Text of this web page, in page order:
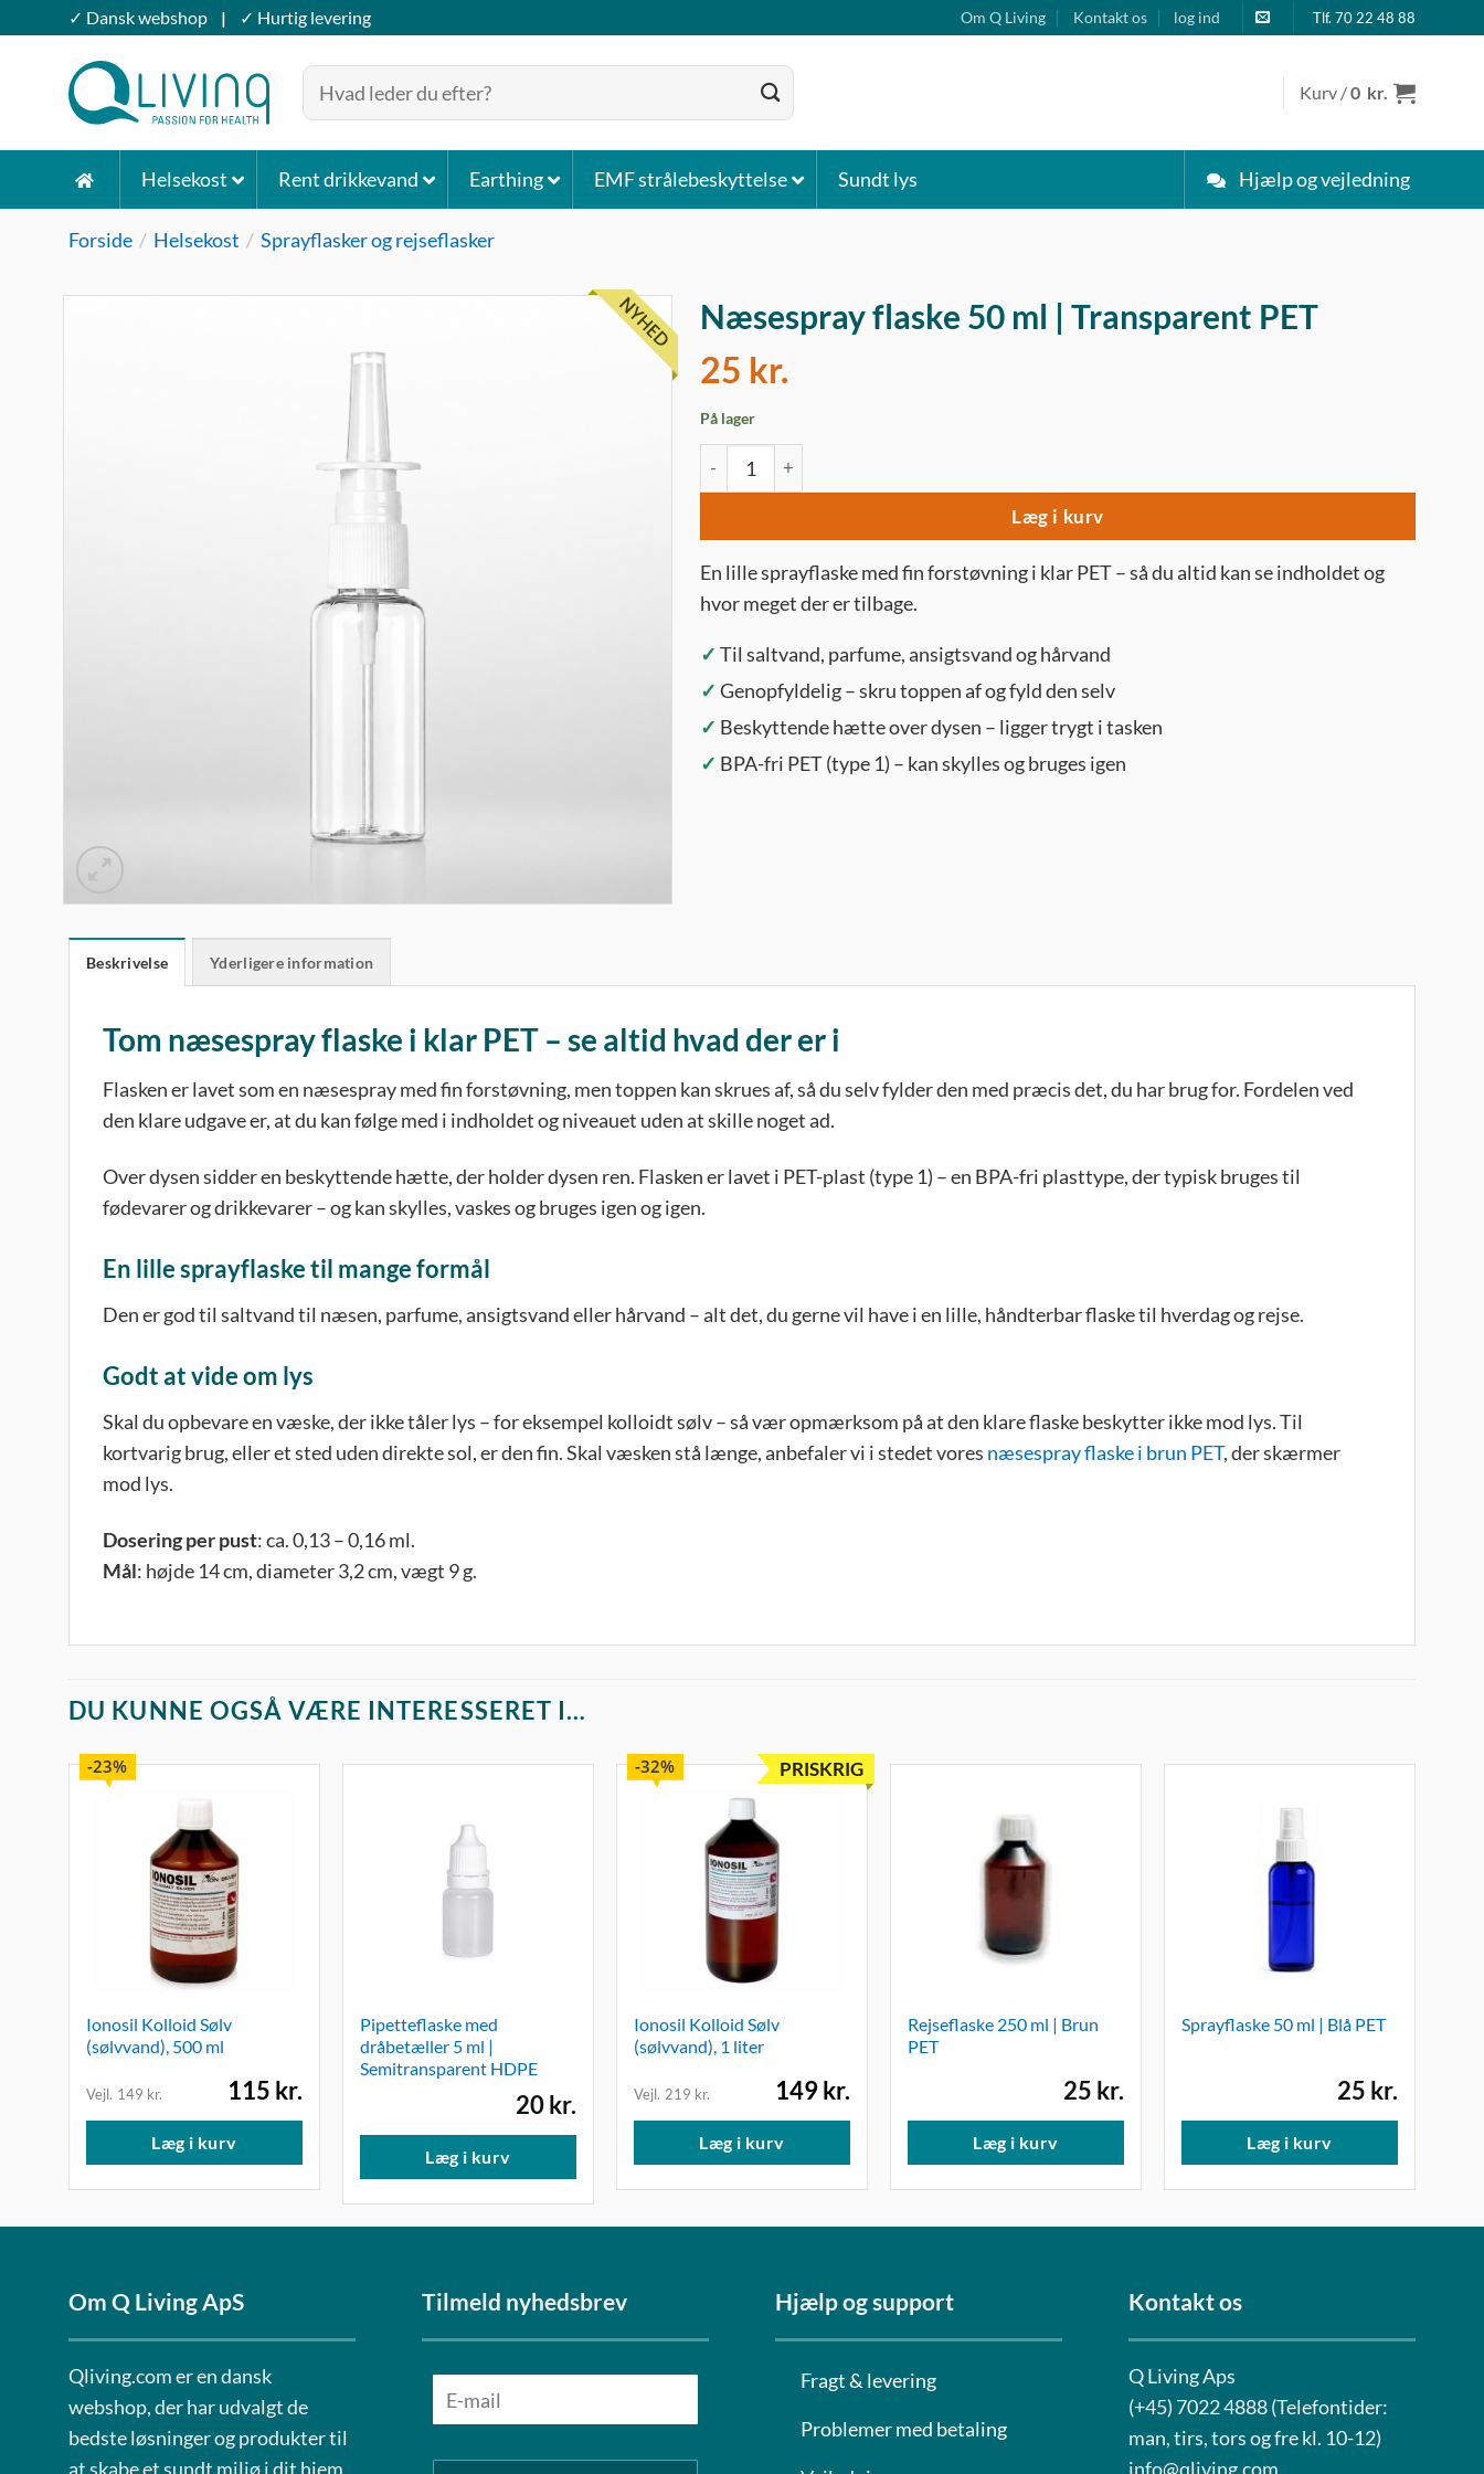
✓ Dansk webshop | ✓ Hurtig levering Om Q Living Kontakt os log ind Tlf. 70 22 48 88
Søg
efter:
Kurv /0 kr.
Helsekost Rent drikkevand Earthing EMF strålebeskyttelse Sundt lys Hjælp og vejledning
Forside / Helsekost / Sprayflasker og rejseflasker
Næsespray flaske 50 ml | Transparent PET
25 kr.
På lager
Næsespray flaske 50 ml | Transparent PET antal
Læg i kurv
En lille sprayflaske med fin forstøvning i klar PET – så du altid kan se indholdet og
hvor meget der er tilbage.
✓ Til saltvand, parfume, ansigtsvand og hårvand
✓ Genopfyldelig – skru toppen af og fyld den selv
✓ Beskyttende hætte over dysen – ligger trygt i tasken
✓ BPA-fri PET (type 1) – kan skylles og bruges igen
Beskrivelse Yderligere information
Tom næsespray flaske i klar PET – se altid hvad der er i
Flasken er lavet som en næsespray med fin forstøvning, men toppen kan skrues af, så du selv fylder den med præcis det, du har brug for. Fordelen ved
den klare udgave er, at du kan følge med i indholdet og niveauet uden at skille noget ad.
Over dysen sidder en beskyttende hætte, der holder dysen ren. Flasken er lavet i PET-plast (type 1) – en BPA-fri plasttype, der typisk bruges til
fødevarer og drikkevarer – og kan skylles, vaskes og bruges igen og igen.
En lille sprayflaske til mange formål
Den er god til saltvand til næsen, parfume, ansigtsvand eller hårvand – alt det, du gerne vil have i en lille, håndterbar flaske til hverdag og rejse.
Godt at vide om lys
Skal du opbevare en væske, der ikke tåler lys – for eksempel kolloidt sølv – så vær opmærksom på at den klare flaske beskytter ikke mod lys. Til
kortvarig brug, eller et sted uden direkte sol, er den fin. Skal væsken stå længe, anbefaler vi i stedet vores næsespray flaske i brun PET, der skærmer
mod lys.
Dosering per pust: ca. 0,13 – 0,16 ml.
Mål: højde 14 cm, diameter 3,2 cm, vægt 9 g.
DU KUNNE OGSÅ VÆRE INTERESSERET I…
23%
Ionosil Kolloid Sølv
(sølvvand), 500 ml
149 kr.oprindelige
pris
var:
149 kr..
115 kr.
aktuelle
pris
er:
115 kr..
Læg i kurv
Pipetteflaske med
dråbetæller 5 ml |
Semitransparent HDPE
20kr.
Læg i kurv
32% PRISKRIG
Ionosil Kolloid Sølv
(sølvvand), 1 liter
219 kr.oprindelige
pris
var:
219 kr..
149kr.
aktuelle
pris
er:
149 kr..
Læg i kurv
Rejseflaske 250 ml | Brun
PET
25 kr.
Læg i kurv
Sprayflaske 50 ml | Blå PET
25 kr.
Læg i kurv
Om Q Living ApS
Qliving.com er en dansk
webshop, der har udvalgt de
bedste løsninger og produkter til
at skabe et sundt miljø i dit hjem
Tilmeld nyhedsbrev Hjælp og support
Fragt & levering
Problemer med betaling
Kontakt os
Q Living Aps
(+45) 7022 4888 (Telefontider:
man, tirs, tors og fre kl. 10-12)
info@qliving.com